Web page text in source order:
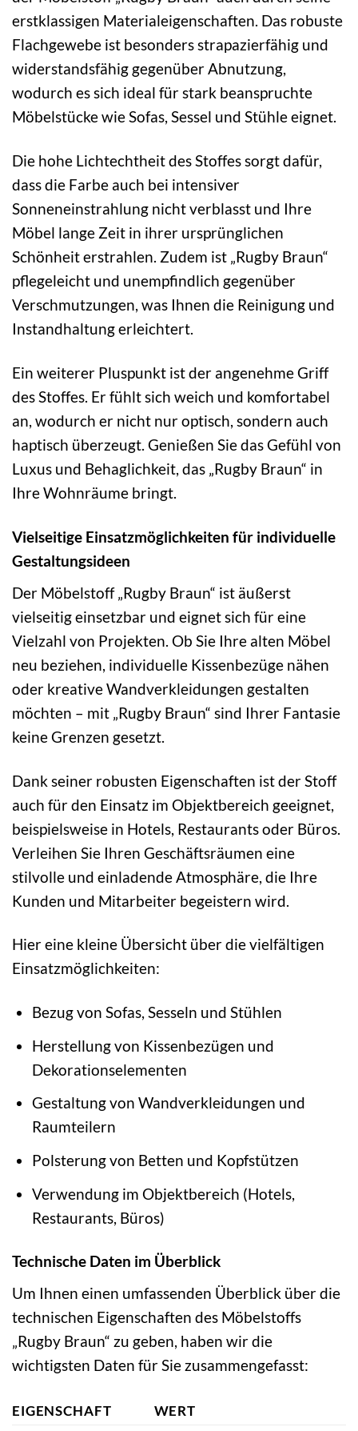
erstklassigen Materialeigenschaften. Das robuste
Flachgewebe ist besonders strapazierfähig und
widerstandsfähig gegenüber Abnutzung,
wodurch es sich ideal für stark beanspruchte
Möbelstücke wie Sofas, Sessel und Stühle eignet.
Die hohe Lichtechtheit des Stoffes sorgt dafür,
dass die Farbe auch bei intensiver
Sonneneinstrahlung nicht verblasst und Ihre
Möbel lange Zeit in ihrer ursprünglichen
Schönheit erstrahlen. Zudem ist „Rugby Braun“
pflegeleicht und unempfindlich gegenüber
Verschmutzungen, was Ihnen die Reinigung und
Instandhaltung erleichtert.
Ein weiterer Pluspunkt ist der angenehme Griff
des Stoffes. Er fühlt sich weich und komfortabel
an, wodurch er nicht nur optisch, sondern auch
haptisch überzeugt. Genießen Sie das Gefühl von
Luxus und Behaglichkeit, das „Rugby Braun“ in
Ihre Wohnräume bringt.
Vielseitige Einsatzmöglichkeiten für individuelle
Gestaltungsideen
Der Möbelstoff „Rugby Braun“ ist äußerst
vielseitig einsetzbar und eignet sich für eine
Vielzahl von Projekten. Ob Sie Ihre alten Möbel
neu beziehen, individuelle Kissenbezüge nähen
oder kreative Wandverkleidungen gestalten
möchten – mit „Rugby Braun“ sind Ihrer Fantasie
keine Grenzen gesetzt.
Dank seiner robusten Eigenschaften ist der Stoff
auch für den Einsatz im Objektbereich geeignet,
beispielsweise in Hotels, Restaurants oder Büros.
Verleihen Sie Ihren Geschäftsräumen eine
stilvolle und einladende Atmosphäre, die Ihre
Kunden und Mitarbeiter begeistern wird.
Hier eine kleine Übersicht über die vielfältigen
Einsatzmöglichkeiten:
Bezug von Sofas, Sesseln und Stühlen
Herstellung von Kissenbezügen und
Dekorationselementen
Gestaltung von Wandverkleidungen und
Raumteilern
Polsterung von Betten und Kopfstützen
Verwendung im Objektbereich (Hotels,
Restaurants, Büros)
Technische Daten im Überblick
Um Ihnen einen umfassenden Überblick über die
technischen Eigenschaften des Möbelstoffs
„Rugby Braun“ zu geben, haben wir die
wichtigsten Daten für Sie zusammengefasst:
EIGENSCHAFT
WERT